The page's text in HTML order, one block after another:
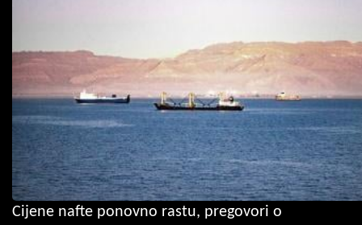
Cijene nafte ponovno rastu, pregovori o